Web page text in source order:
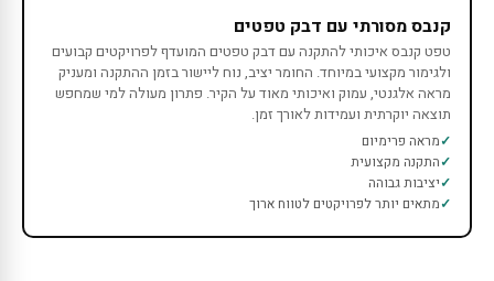
קנבס מסורתי עם דבק טפטים
טפט קנבס איכותי להתקנה עם דבק טפטים המועדף לפרויקטים קבועים
ולגימור מקצועי במיוחד. החומר יציב, נוח ליישור בזמן ההתקנה ומעניק
מראה אלגנטי, עמוק ואיכותי מאוד על הקיר. פתרון מעולה למי שמחפש
תוצאה יוקרתית ועמידות לאורך זמן.
מראה פרימיום
התקנה מקצועית
יציבות גבוהה
מתאים יותר לפרויקטים לטווח ארוך